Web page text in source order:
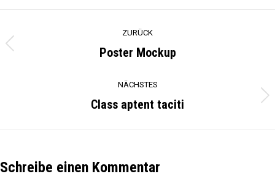
navigation
ZURÜCK
Previous
Poster Mockup
NÄCHSTES
Next
Class aptent taciti
Schreibe einen Kommentar